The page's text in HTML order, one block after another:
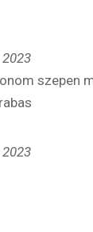
szepen